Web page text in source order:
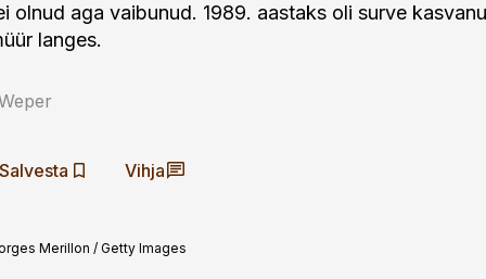
olnud aga vaibunud. 1989. aastaks oli surve
langes.
Salvesta Vihja
Merillon / Getty Images